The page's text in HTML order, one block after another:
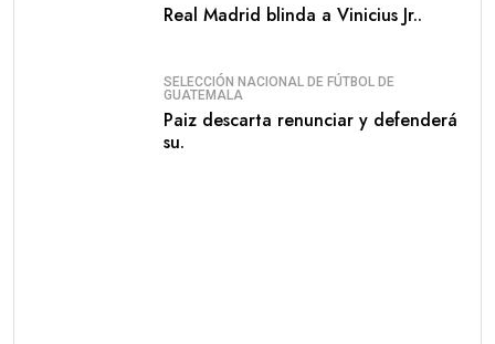
Real Madrid blinda a Vinicius Jr..
SELECCIÓN NACIONAL DE FÚTBOL DE
GUATEMALA
Paiz descarta renunciar y defenderá
su.